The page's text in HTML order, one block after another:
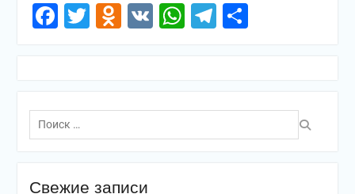
Facebook
Twitter
Odnoklassniki
VK WhatsApp
Telegram
Поиск
по:
Свежие записи